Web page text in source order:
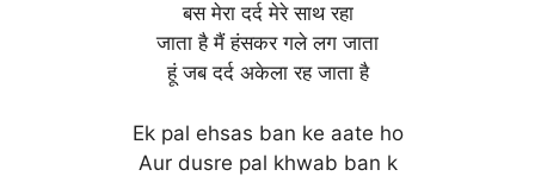
बस मेरा दर्द मेरे साथ रहा
जाता है मैं हंसकर गले लग जाता
हूं जब दर्द अकेला रह जाता है
Ek pal ehsas ban ke aate ho
Aur dusre pal khwab ban k